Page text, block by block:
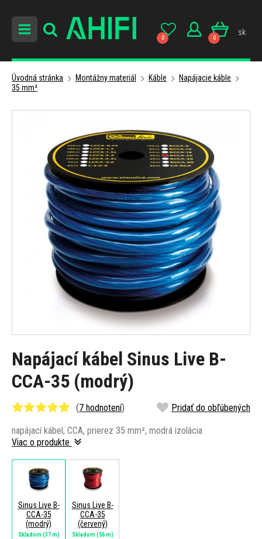
0 0
sk
Úvodná stránka Montážny materiál Káble
Napájacie káble
35 mm²
Napájací kábel Sinus Live B-
CCA-35 (modrý)
(7 hodnotení) Pridať do obľúbených
napájací kábel, CCA, prierez 35 mm², modrá izolácia
Viac o produkte
Sinus Live B-
CCA-35
(modrý)
Skladom(37 m)
Sinus Live B-
CCA-35
(červený)
Skladom(56 m)